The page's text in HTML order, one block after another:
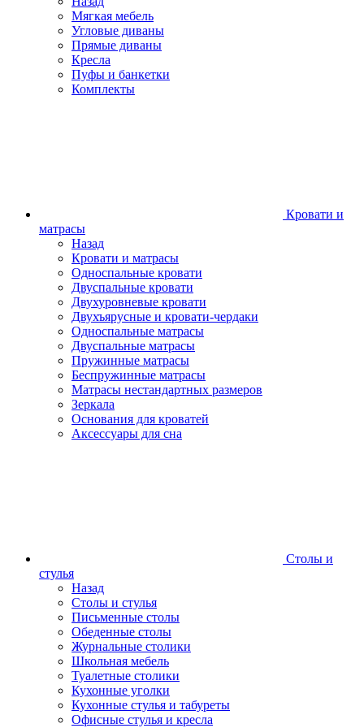
Мягкая мебель
Угловые диваны
Прямые диваны
Кресла
Пуфы и банкетки
Комплекты
Кровати и
матрасы
Назад
Кровати и матрасы
Односпальные кровати
Двуспальные кровати
Двухуровневые кровати
Двухъярусные и кровати-чердаки
Односпальные матрасы
Двуспальные матрасы
Пружинные матрасы
Беспружинные матрасы
Матрасы нестандартных размеров
Зеркала
Основания для кроватей
Аксессуары для сна
Столы и
стулья
Назад
Столы и стулья
Письменные столы
Обеденные столы
Журнальные столики
Школьная мебель
Туалетные столики
Кухонные уголки
Кухонные стулья и табуреты
Офисные стулья и кресла